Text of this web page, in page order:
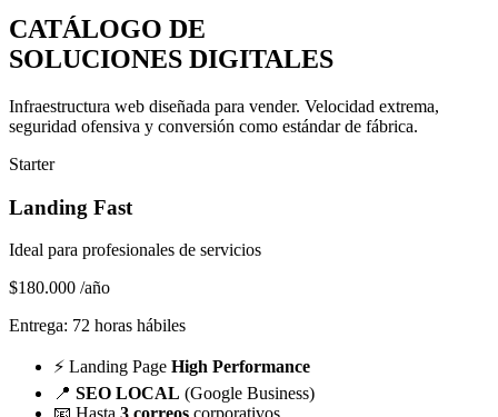
CATÁLOGO DE
SOLUCIONES DIGITALES
Infraestructura web diseñada para vender. Velocidad extrema,
seguridad ofensiva y conversión como estándar de fábrica.
Starter
Landing Fast
Ideal para profesionales de servicios
$180.000 /año
Entrega: 72 horas hábiles
⚡ Landing Page High Performance
📍 SEO LOCAL (Google Business)